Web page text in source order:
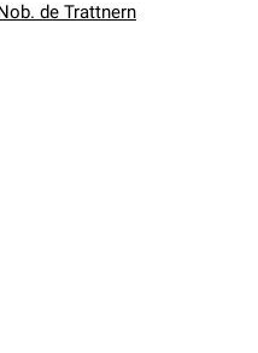
de Trattnern